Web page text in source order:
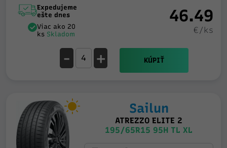
Expedujeme
ešte dnes
Viac ako 20
ks Skladom
46.49
€/ks
- + KÚPIŤ
Sailun
ATREZZO ELITE 2
195/65R15 95H TL XL